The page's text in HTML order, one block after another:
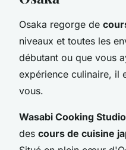
Osaka regorge de
niveaux et toutes les
débutant ou que vous
expérience culinaire, il
vous.
Wasabi Cooking Studio
des cours de cuisine